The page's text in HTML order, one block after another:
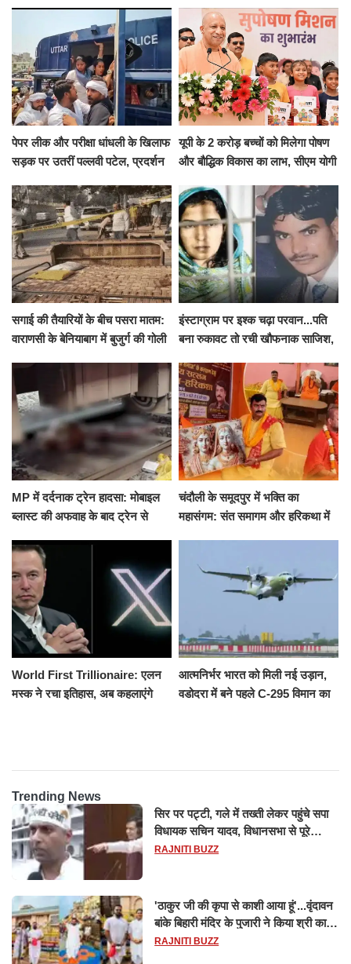
पेपर लीक और परीक्षा धांधली के खिलाफ
सड़क पर उतरीं पल्लवी पटेल, प्रदर्शन
यूपी के 2 करोड़ बच्चों को मिलेगा पोषण
और बौद्धिक विकास का लाभ, सीएम योगी
सगाई की तैयारियों के बीच पसरा मातम:
वाराणसी के बेनियाबाग में बुजुर्ग की गोली
इंस्टाग्राम पर इश्क चढ़ा परवान...पति
बना रुकावट तो रची खौफनाक साजिश,
के घाट
MP में दर्दनाक ट्रेन हादसा: मोबाइल
ब्लास्ट की अफवाह के बाद ट्रेन से
रौंदा, 4 की मौत
चंदौली के समूदपुर में भक्ति का
महासंगम: संत समागम और हरिकथा में
World First Trillionaire: एलन
मस्क ने रचा इतिहास, अब कहलाएंगे
आत्मनिर्भर भारत को मिली नई उड़ान,
वडोदरा में बने पहले C-295 विमान का
Trending News
सिर पर पट्टी, गले में तख्ती लेकर पहुंचे सपा
विधायक सचिन यादव, विधानसभा से पूरे
मानसून सत्र के लिए किया गया निलंबित
RAJNITI BUZZ
'ठाकुर जी की कृपा से काशी आया हूं'...वृंदावन
बांके बिहारी मंदिर के पुजारी ने किया श्री काशी
विश्वनाथ का जलाभिषेक
RAJNITI BUZZ